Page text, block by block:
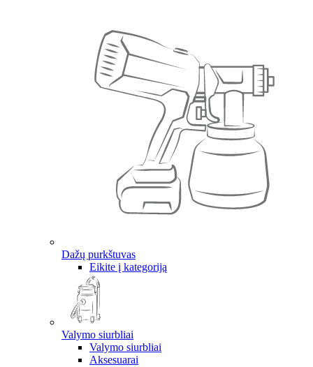
Dažų purkštuvas
Eikite į kategoriją
Valymo siurbliai
Valymo siurbliai
Aksesuarai